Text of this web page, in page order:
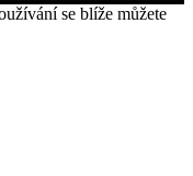
se blíže můžete